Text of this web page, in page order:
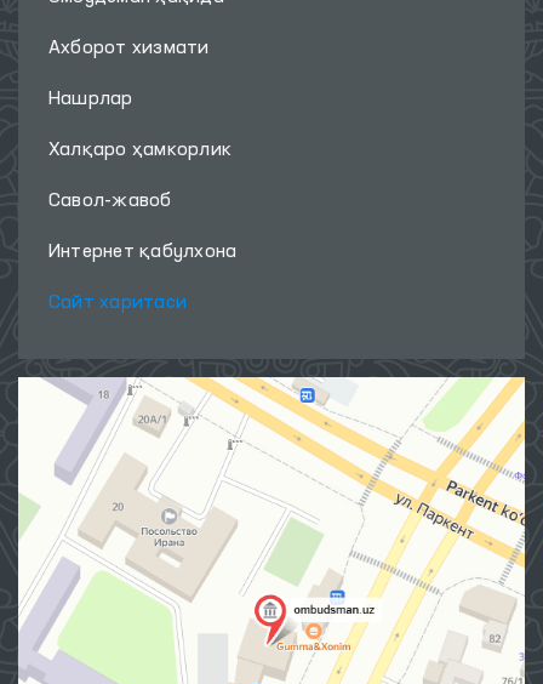
Ахборот хизмати
Нашрлар
Халқаро ҳамкорлик
Савол-жавоб
Интернет қабулхона
Сайт харитаси